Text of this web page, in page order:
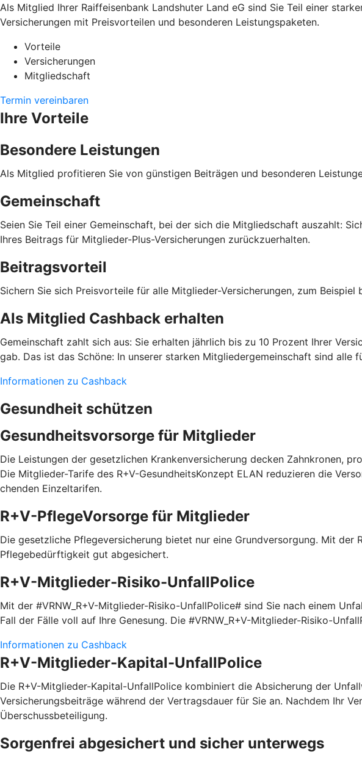
Als Mitglied Ihrer Raiffeisenbank Landshuter Land eG sind Sie Teil einer
Versicherungen mit Preisvorteilen und besonderen Leistungspaketen.
Vorteile
Versicherungen
Mitgliedschaft
Termin vereinbaren
Ihre Vorteile
Besondere Leistungen
Als Mitglied profitieren Sie von günstigen Beiträgen und besonderen
Gemeinschaft
Seien Sie Teil einer Gemeinschaft, bei der sich die Mitgliedschaft auszahlt:
Ihres Beitrags für Mitglieder-Plus-Versicherungen zurückzuerhalten.
Beitragsvorteil
Sichern Sie sich Preisvorteile für alle Mitglieder-Versicherungen, zum
Als Mitglied Cashback erhalten
Gemeinschaft zahlt sich aus: Sie erhalten jährlich bis zu 10 Prozent Ihrer
gab. Das ist das Schöne: In unserer starken Mitgliedergemeinschaft sind alle
Informationen zu Cashback
Gesundheit schützen
Gesundheitsvorsorge für Mitglieder
Die Leistungen der gesetzlichen Krankenversicherung decken Zahnkronen,
Die Mitglieder-Tarife des R+V-GesundheitsKonzept ELAN reduzieren die
chenden Einzel­tarifen.
R+V-PflegeVorsorge für Mitglieder
Die gesetzliche Pflegeversicherung bietet nur eine Grundversorgung. Mit
Pflegebedürftigkeit gut abgesichert.
R+V-Mitglieder-Risiko-UnfallPolice
Mit der #VRNW_R+V-Mitglieder-Risiko-UnfallPolice# sind Sie nach einem
Fall der Fälle voll auf Ihre Genesung. Die #VRNW_R+V-Mitglieder-Risiko-
Informationen zu Cashback
R+V-Mitglieder-Kapital-UnfallPolice
Die R+V-Mitglieder-Kapital-UnfallPolice kombiniert die Absicherung der
Versicherungsbeiträge während der Vertragsdauer für Sie an. Nachdem Ihr
Überschussbeteiligung.
Sorgenfrei abgesichert und sicher unterwegs